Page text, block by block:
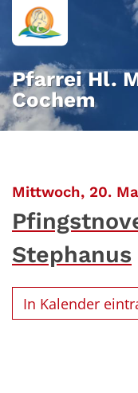
Zum Inhalt springen
Pfarrei Hl.
Cochem
Mittwoch, 20.
Stephanus
In Kalender